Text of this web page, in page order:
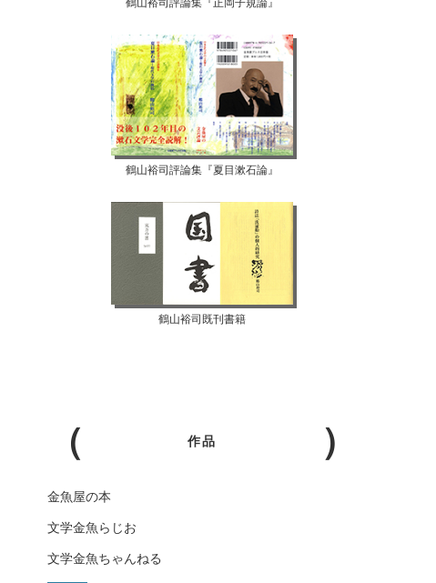
鶴山裕司評論集『正岡子規論』
鶴山裕司評論集『夏目漱石論』
鶴山裕司既刊書籍
作品
金魚屋の本
文学金魚らじお
文学金魚ちゃんねる